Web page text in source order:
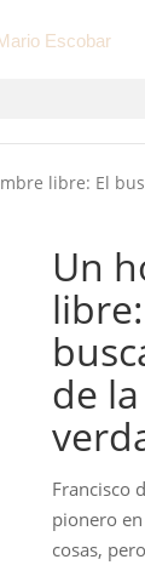
libre: El
Un
de la
Francisco
pionero
cosas,